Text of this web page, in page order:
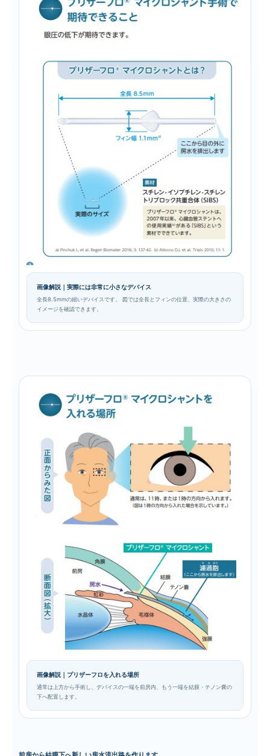
画像解説｜実際には非常に小さなデバイス
全長8.5mmの細いデバイスです。 図では全長とフィンの位置、実際の大きさの
イメージを確認できます。
画像解説｜プリザーフロを入れる場所
通常は上方から手術し、デバイスの一端を前房内、もう一端を結膜・テノン嚢の
下へ配置します。